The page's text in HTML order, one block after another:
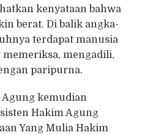
kenyataan bahwa
berat. Di balik angka-
terdapat manusia
mengadili,
paripurna.
Agung kemudian
Hakim Agung
Yang Mulia Hakim